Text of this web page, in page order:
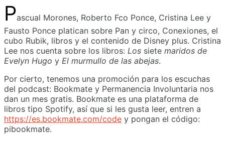
Pascual Morones, Roberto Fco Ponce, Cristina Lee y
Fausto Ponce platican sobre Pan y circo, Conexiones, el
cubo Rubik, libros y el contenido de Disney plus. Cristina
Lee nos cuenta sobre los libros: Los siete maridos de
Evelyn Hugo y El murmullo de las abejas.
Por cierto, tenemos una promoción para los escuchas
del podcast: Bookmate y Permanencia Involuntaria nos
dan un mes gratis. Bookmate es una plataforma de
libros tipo Spotify, así que si les gusta leer, entren a
https://es.bookmate.com/code y pongan el código:
pibookmate.